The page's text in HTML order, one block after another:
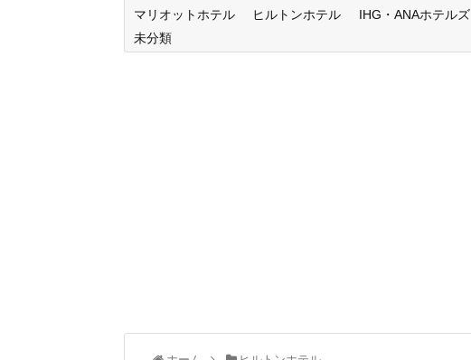
マリオットホテル
ヒルトンホテル IHG・ANAホテルズ
未分類